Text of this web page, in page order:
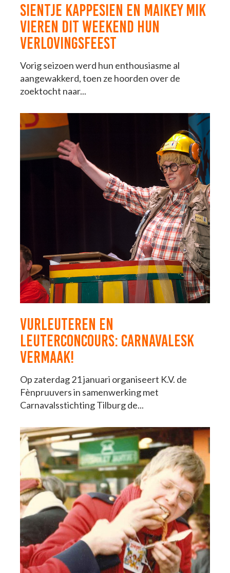
SIENTJE KAPPESIEN EN MAIKEY MIK
VIEREN DIT WEEKEND HUN
VERLOVINGSFEEST
Vorig seizoen werd hun enthousiasme al
aangewakkerd, toen ze hoorden over de
zoektocht naar...
VURLEUTEREN EN
LEUTERCONCOURS: CARNAVALESK
VERMAAK!
Op zaterdag 21 januari organiseert K.V. de
Fènpruuvers in samenwerking met
Carnavalsstichting Tilburg de...